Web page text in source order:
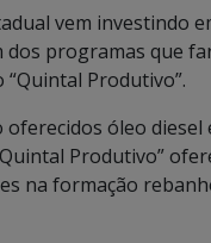
vem investindo
programas que
Produtivo”.
óleo
Produtivo”
na formação